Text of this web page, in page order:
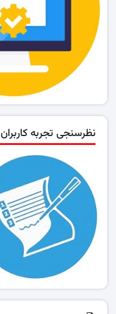
نظرسنجی تجربه کاربران